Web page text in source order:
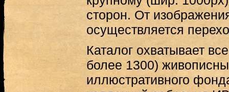
сторон. От
осуществляется
Каталог охватывает
более 1300)
иллюстративного